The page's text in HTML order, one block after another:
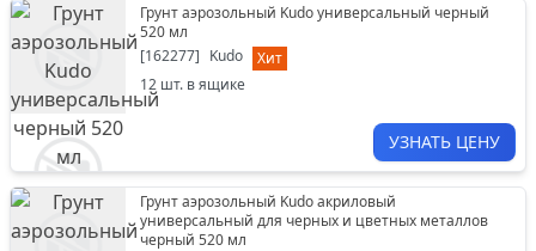
Грунт аэрозольный Kudo универсальный черный
520 мл
[162277] Kudo
Хит
12 шт. в ящике
УЗНАТЬ ЦЕНУ
Грунт аэрозольный Kudo акриловый
универсальный для черных и цветных металлов
черный 520 мл